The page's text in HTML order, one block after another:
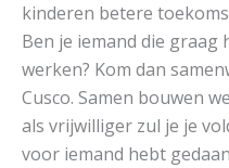
kinderen betere
Ben je iemand die
werken? Kom dan
Cusco. Samen bouwen
als vrijwilliger zul je je
voor iemand hebt